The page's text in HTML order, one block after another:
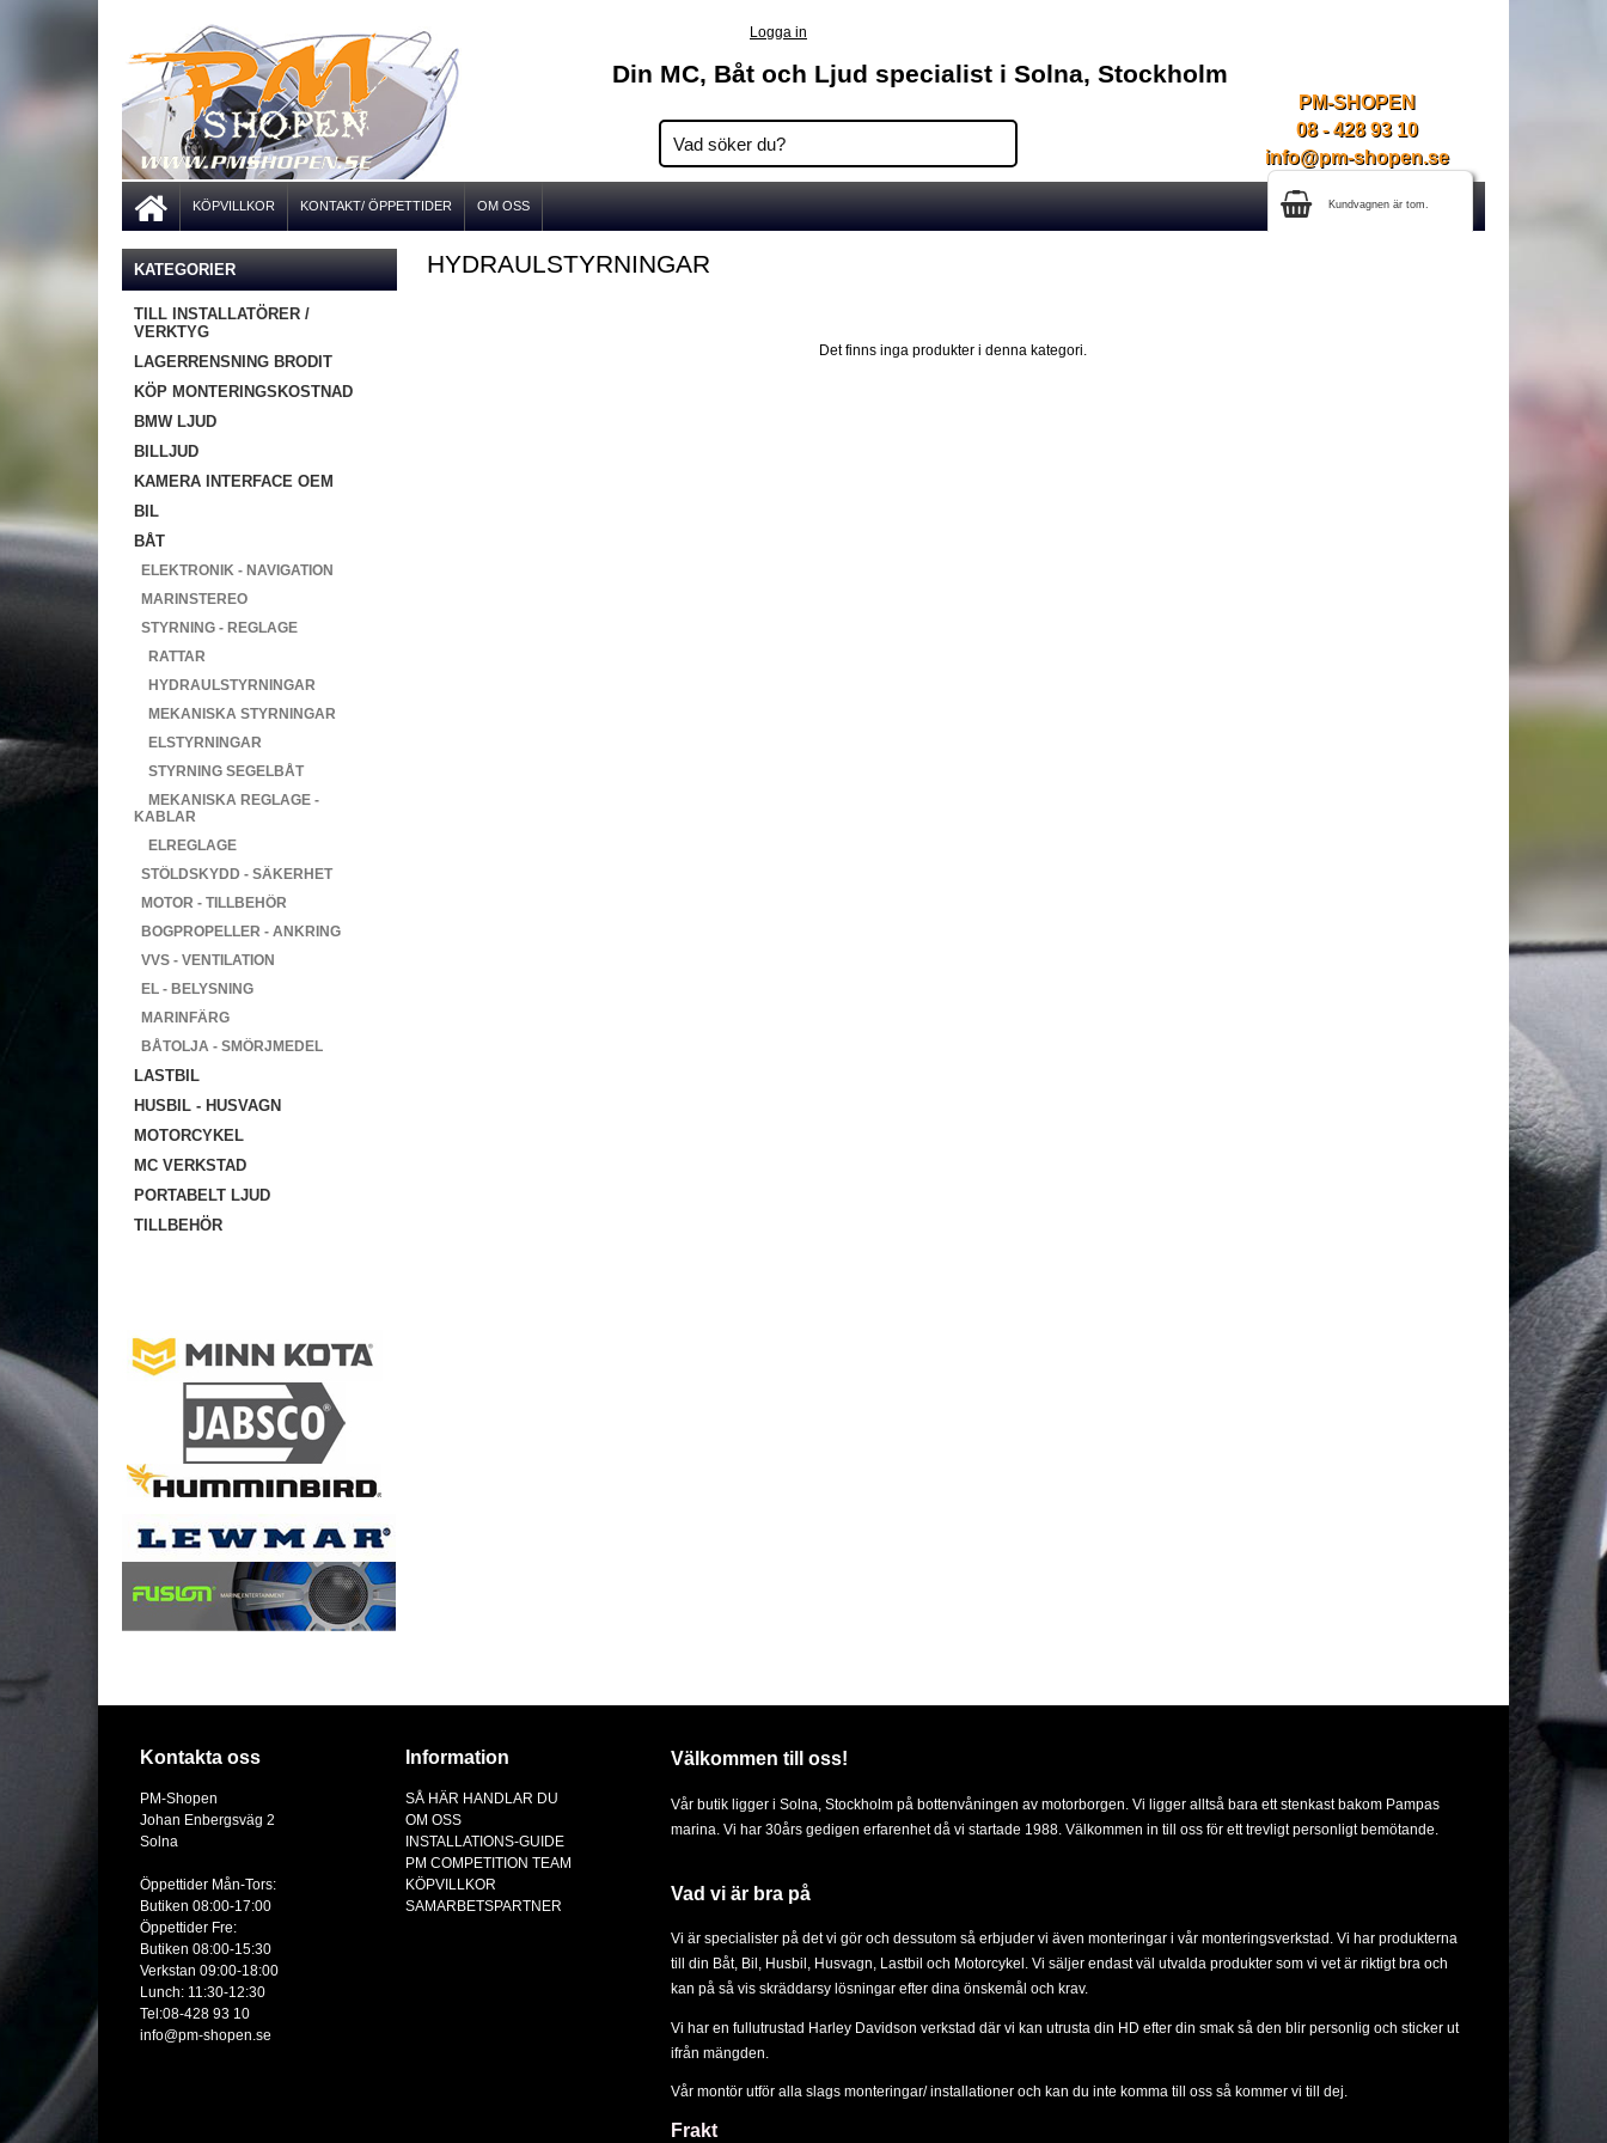
Logga in
Din MC, Båt och Ljud specialist i Solna, Stockholm
PM-SHOPEN
08 - 428 93 10
info@pm-shopen.se
KÖPVILLKOR KONTAKT/ ÖPPETTIDER OM OSS Kundvagnen är tom.
KATEGORIER
TILL INSTALLATÖRER /
VERKTYG
LAGERRENSNING BRODIT
KÖP MONTERINGSKOSTNAD
BMW LJUD
BILLJUD
KAMERA INTERFACE OEM
BIL
BÅT
ELEKTRONIK - NAVIGATION
MARINSTEREO
STYRNING - REGLAGE
RATTAR
HYDRAULSTYRNINGAR
MEKANISKA STYRNINGAR
ELSTYRNINGAR
STYRNING SEGELBÅT
MEKANISKA REGLAGE -
KABLAR
ELREGLAGE
STÖLDSKYDD - SÄKERHET
MOTOR - TILLBEHÖR
BOGPROPELLER - ANKRING
VVS - VENTILATION
EL - BELYSNING
MARINFÄRG
BÅTOLJA - SMÖRJMEDEL
LASTBIL
HUSBIL - HUSVAGN
MOTORCYKEL
MC VERKSTAD
PORTABELT LJUD
TILLBEHÖR
HYDRAULSTYRNINGAR
Det finns inga produkter i denna kategori.
Kontakta oss
PM-Shopen
Johan Enbergsväg 2
Solna
Öppettider Mån-Tors:
Butiken 08:00-17:00
Öppettider Fre:
Butiken 08:00-15:30
Verkstan 09:00-18:00
Lunch: 11:30-12:30
Tel:08-428 93 10
info@pm-shopen.se
Information
SÅ HÄR HANDLAR DU
OM OSS
INSTALLATIONS-GUIDE
PM COMPETITION TEAM
KÖPVILLKOR
SAMARBETSPARTNER
Välkommen till oss!
Vår butik ligger i Solna, Stockholm på bottenvåningen av motorborgen. Vi ligger alltså bara ett stenkast bakom Pampas
marina. Vi har 30års gedigen erfarenhet då vi startade 1988. Välkommen in till oss för ett trevligt personligt bemötande.
Vad vi är bra på
Vi är specialister på det vi gör och dessutom så erbjuder vi även monteringar i vår monteringsverkstad. Vi har produkterna
till din Båt, Bil Husbil, Husvagn Lastbil och Motorcykel
. Vi säljer endast väl utvalda produkter som vi vet är riktigt bra och
kan på så vis skräddarsy lösningar efter dina önskemål och krav.
Vi har en fullutrustad Harley Davidson verkstad där vi kan utrusta din HD efter din smak så den blir personlig och sticker ut
ifrån mängden.
Vår montör utför alla slags monteringar/ installationeroch kan du inte komma till oss så kommer vi till dej.
Frakt